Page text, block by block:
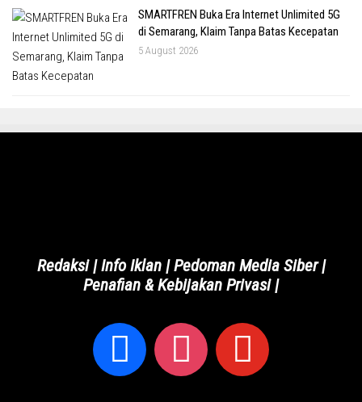
SMARTFREN Buka Era Internet Unlimited 5G
di Semarang, Klaim Tanpa Batas Kecepatan
5 August 2026
Redaksi|Info Iklan|Pedoman Media Siber|
Penafian & Kebijakan Privasi|